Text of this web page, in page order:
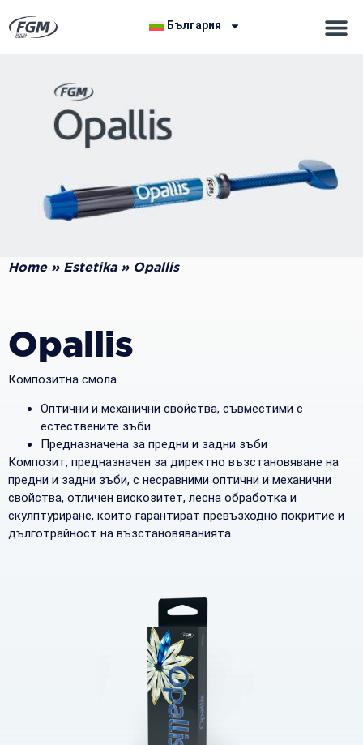
България
Home» Estetika» Opallis
Opallis
Композитна смола
Оптични и механични свойства, съвместими с
естествените зъби
Предназначена за предни и задни зъби
Композит, предназначен за директно възстановяване на
предни и задни зъби, с несравними оптични и механични
свойства, отличен вискозитет, лесна обработка и
скулптуриране, които гарантират превъзходно покритие и
дълготрайност на възстановяванията.